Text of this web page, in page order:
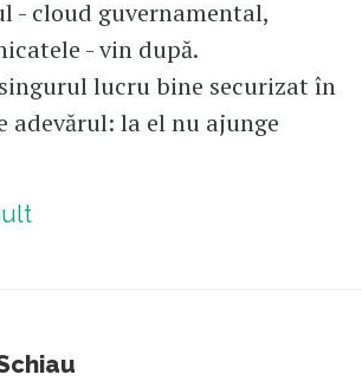
- cloud guvernamental,
- vin după.
lucru bine securizat în
adevărul: la el nu ajunge